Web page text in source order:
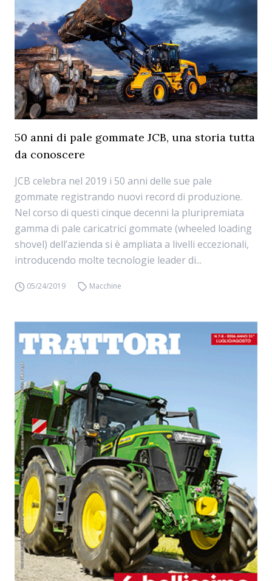
50 anni di pale gommate JCB, una storia tutta
da conoscere
JCB celebra nel 2019 i 50 anni delle sue pale
gommate registrando nuovi record di produzione.
Nel corso di questi cinque decenni la pluripremiata
gamma di pale caricatrici gommate (wheeled loading
shovel) dell’azienda si è ampliata a livelli eccezionali,
introducendo molte tecnologie leader di...
05/24/2019 Macchine